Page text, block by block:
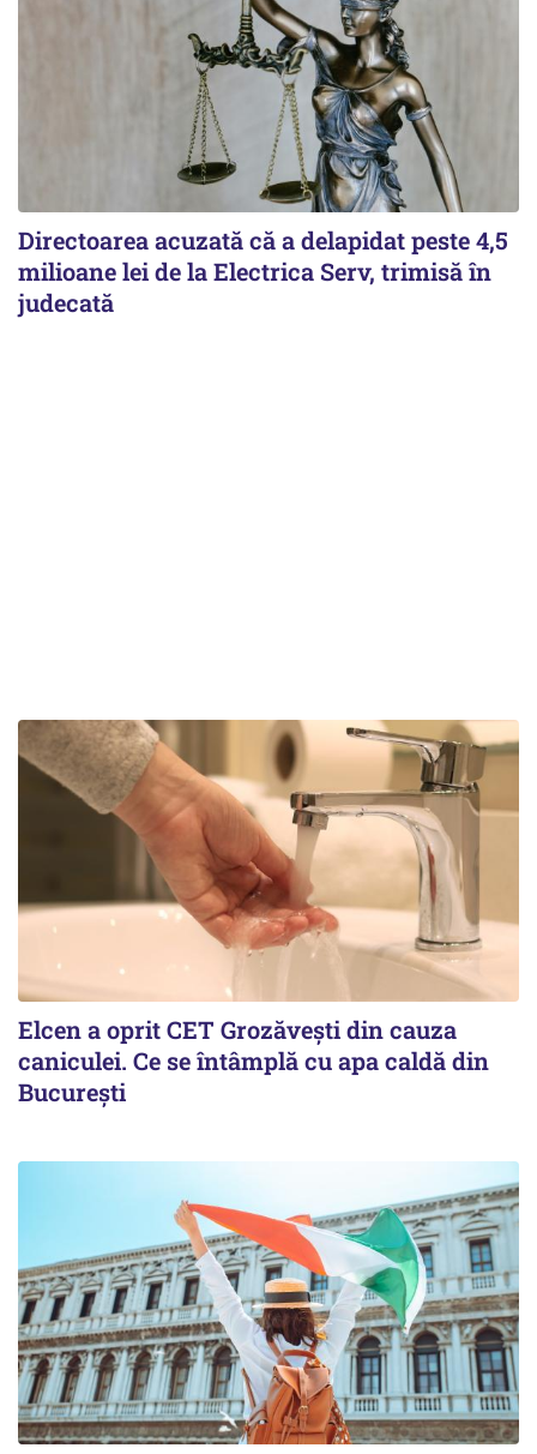
Directoarea acuzată că a delapidat peste 4,5
milioane lei de la Electrica Serv, trimisă în
judecată
Elcen a oprit CET Grozăvești din cauza
caniculei. Ce se întâmplă cu apa caldă din
București